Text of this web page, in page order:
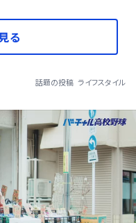
る
話題の投稿 ライフスタイル